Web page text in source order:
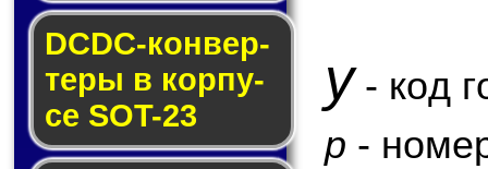
DCDC-кон­вер­
те­ры в кор­пу­
се SOT-23
y- код
p -